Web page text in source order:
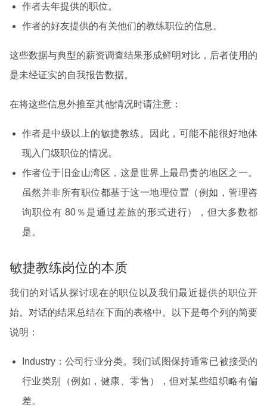
作者去年提供的职位。
作者的好友提供的有关他们的教练职位的信息。
这些数据与典型的薪资调查结果形成鲜明对比，后者使用的
是未经证实的自我报告数据。
在将这些信息外推至其他情况时请注意：
作者是中级以上的敏捷教练。因此，可能不能很好地体
现入门级职位的情况。
作者位于旧金山湾区，这是世界上最昂贵的地区之一。
虽然并非所有职位都基于这一地理位置（例如，管理咨
询职位有 80％是通过差旅的形式进行），但大多数都
是。
敏捷教练岗位的本质
我们的对话从探讨现在的职位以及我们最近提供的职位开
始。对话的结果总结在下面的表格中。以下是每个列的简要
说明：
Industry：公司行业分类。我们试图保持通常已被接受的
行业类别（例如，健康、零售），但对某些组织略有偏
差。